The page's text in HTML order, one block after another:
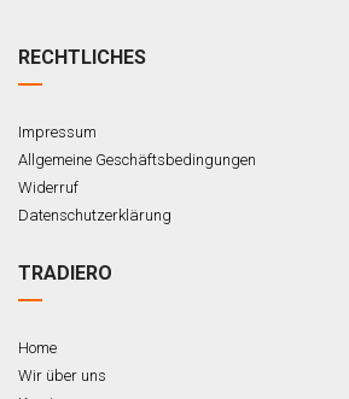
RECHTLICHES
Impressum
Allgemeine Geschäftsbedingungen
Widerruf
Datenschutzerklärung
TRADIERO
Home
Wir über uns